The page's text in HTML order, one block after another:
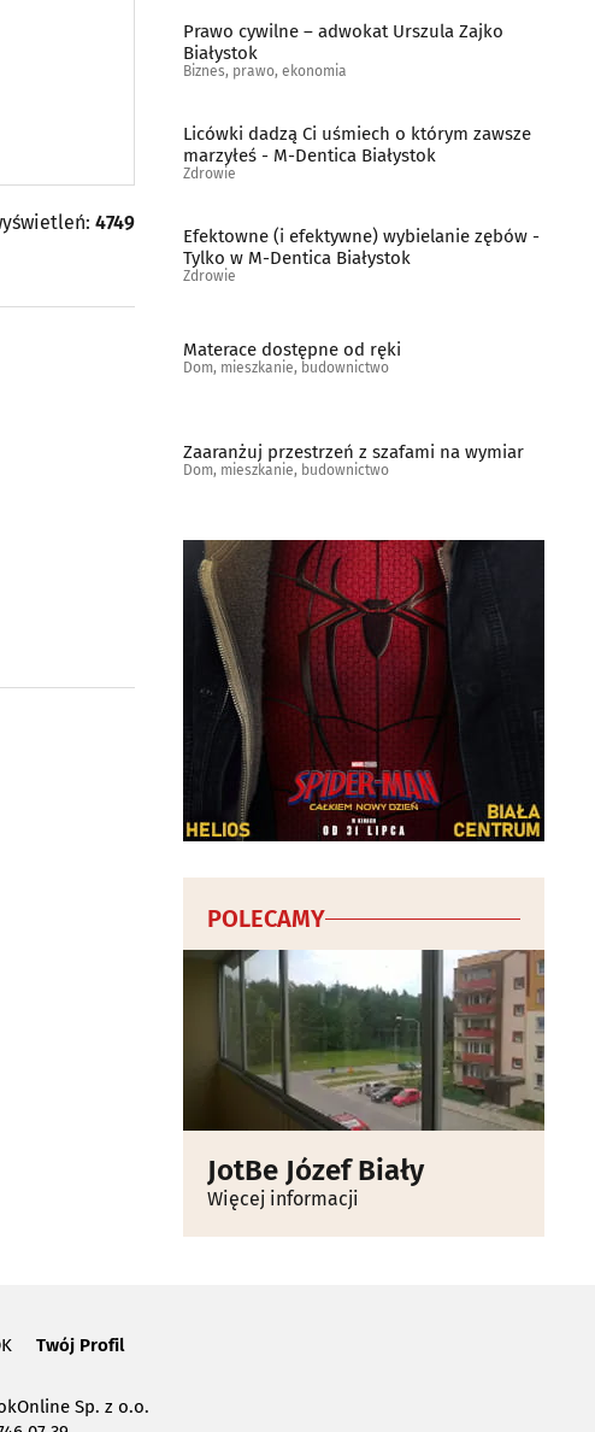
4749
Prawo cywilne – adwokat Urszula Zajko
Białystok
Biznes, prawo, ekonomia
Licówki dadzą Ci uśmiech o którym zawsze
marzyłeś - M-Dentica Białystok
Zdrowie
Efektowne (i efektywne) wybielanie zębów -
Tylko w M-Dentica Białystok
Zdrowie
Materace dostępne od ręki
Dom, mieszkanie, budownictwo
Zaaranżuj przestrzeń z szafami na wymiar
Dom, mieszkanie, budownictwo
POLECAMY
JotBe Józef Biały
Więcej informacji
Twój Profil
Sp. z o.o.